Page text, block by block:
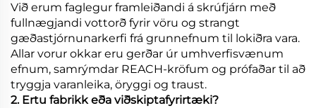
Við erum faglegur framleiðandi á skrúfjárn með
fullnægjandi vottorð fyrir vöru og strangt
gæðastjórnunarkerfi frá grunnefnum til lokiðra vara.
Allar vorur okkar eru gerðar úr umhverfisvænum
efnum, samrýmdar REACH-kröfum og prófaðar til að
tryggja varanleika, öryggi og traust.
2. Ertu fabrikk eða viðskiptafyrirtæki?